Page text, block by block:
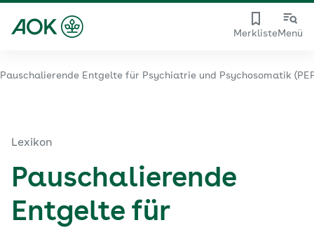
MerklisteMenü
Pauschalierende Entgelte für Psychiatrie und Psychosomatik
Lexikon
Pauschalierende
Entgelte für